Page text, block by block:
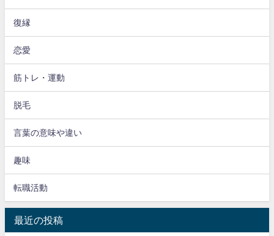
復縁
恋愛
筋トレ・運動
脱毛
言葉の意味や違い
趣味
転職活動
最近の投稿